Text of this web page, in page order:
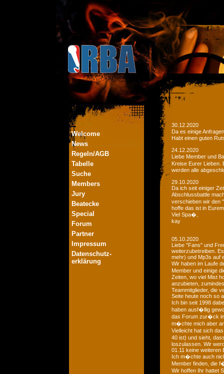
Welcome
News
Regeln/AGB
Tabelle
Suche
Members
Jury
Beatecke
Special
Forum
Partner
Impressum
Datenschutz-
erklärung
30.12.2020
Da es einige
Habt einen guten
24.12.2020
Liebe Member und
Kreise Eurer Lieben.
werden alle
29.10.2020
Da ich seit einiger
Abschlussbattle
verschieben wir den
hoffe das ist in
Viel Spa�,
kay
05.10.2020
Liebe "Fans" und
weiterzubetreiben.
mehr) und Mp3s auf
Wir haben im Laufe
Member und einige
Zeiten, wo viel Mist
anzubieten,
Teammitglieder, die
Seite heute noch so
Ich bin seit 1998
haben ausf�llig
das Forum zur�ck
m�chte mich aber
Vielleicht hat sich
40 ist) und sieht,
loszulassen. Wir
01.11 keine weiteren
Ich m�chte auch
Member finden, die
Wir hoffen Ihr hattet